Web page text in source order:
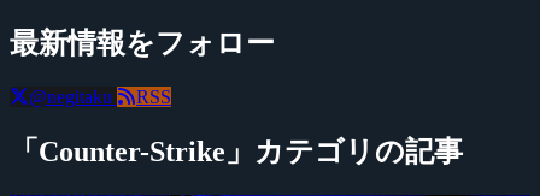
最新情報をフォロー
@negitaku RSS
「Counter-Strike」カテゴリの記事